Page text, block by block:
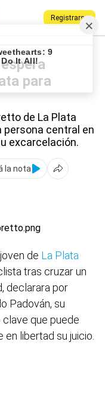
Registrarse
para
de La Plata
persona central en
excarcelación.
la nota
de La Plata
tras cruzar un
declarara por
Padován, su
que puede
libertad su juicio.